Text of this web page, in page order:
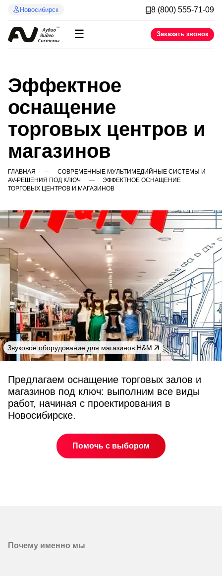
Новосибирск 8 (800) 555-71-09
☰ Заказать звонок
Эффектное
оснащение
торговых центров и
магазинов
ГЛАВНАЯ
СОВРЕМЕННЫЕ МУЛЬТИМЕДИЙНЫЕ СИСТЕМЫ И
AV-РЕШЕНИЯ ПОД КЛЮЧ
ЭФФЕКТНОЕ ОСНАЩЕНИЕ
ТОРГОВЫХ ЦЕНТРОВ И МАГАЗИНОВ
Звуковое оборудование для магазинов H&M
Предлагаем оснащение торговых залов и
магазинов под ключ: выполним все виды
работ, начиная с проектирования в
Новосибирске.
Помочь с выбором
Почему именно мы